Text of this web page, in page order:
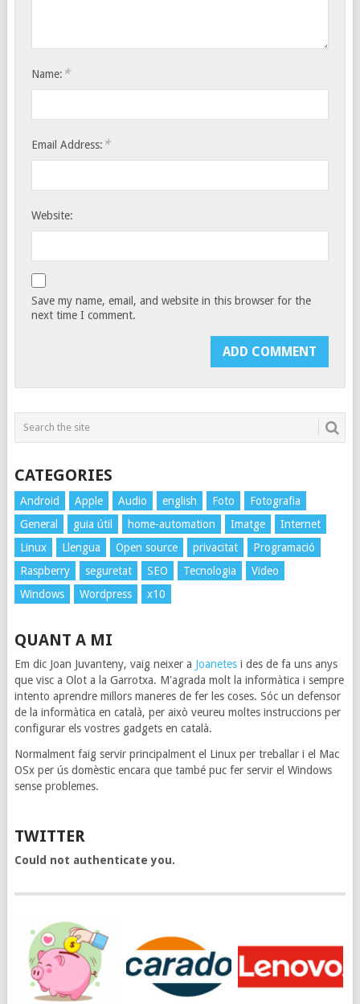
Name: *
Email Address: *
Website:
Save my name, email, and website in this browser for the
next time I comment.
CATEGORIES
Android Apple Audio english Foto
Fotografia
General
guia útil home-automation Imatge
Internet
Linux
Llengua Open source privacitat
Programació
Raspberry
seguretat SEO Tecnologia
Video
Windows
Wordpress x10
QUANT A MI
Em dic Joan Juvanteny, vaig neixer a Joanetesi des de fa uns anys
que visc a Olot a la Garrotxa. M'agrada molt la informàtica i sempre
intento aprendre millors maneres de fer les coses. Sóc un defensor
de la informàtica en català, per això veureu moltes instruccions per
configurar els vostres gadgets en català.
Normalment faig servir principalment el Linux per treballar i el Mac
OSx per ús domèstic encara que també puc fer servir el Windows
sense problemes.
TWITTER
Could not authenticate you.